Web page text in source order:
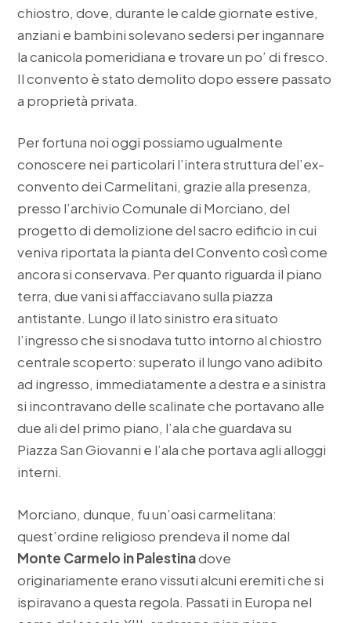
chiostro, dove, durante le calde giornate estive,
anziani e bambini solevano sedersi per ingannare
la canicola pomeridiana e trovare un po’ di fresco.
Il convento è stato demolito dopo essere passato
a proprietà privata.
Per fortuna noi oggi possiamo ugualmente
conoscere nei particolari l’intera struttura del’ex-
convento dei Carmelitani, grazie alla presenza,
presso l’archivio Comunale di Morciano, del
progetto di demolizione del sacro edificio in cui
veniva riportata la pianta del Convento così come
ancora si conservava. Per quanto riguarda il piano
terra, due vani si affacciavano sulla piazza
antistante. Lungo il lato sinistro era situato
l’ingresso che si snodava tutto intorno al chiostro
centrale scoperto: superato il lungo vano adibito
ad ingresso, immediatamente a destra e a sinistra
si incontravano delle scalinate che portavano alle
due ali del primo piano, l’ala che guardava su
Piazza San Giovanni e l’ala che portava agli alloggi
interni.
Morciano, dunque, fu un’oasi carmelitana:
quest’ordine religioso prendeva il nome dal
Monte Carmelo in Palestinadove
originariamente erano vissuti alcuni eremiti che si
ispiravano a questa regola. Passati in Europa nel